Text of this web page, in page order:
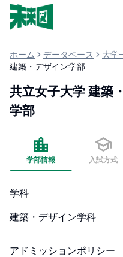
ホーム データベース 大学
建築・デザイン学部
共立女子大学 建築
学部
学部情報 入試方式
学科
建築・デザイン学科
アドミッションポリシー